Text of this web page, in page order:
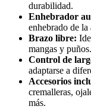
durabilidad.
Enhebrador
enhebrado de la
Brazo libre:
mangas y puños.
Control de
adaptarse a
Accesorios
cremalleras,
más.